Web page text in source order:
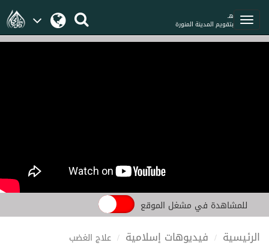
هـ
بتقويم المدينة المنورة
للمشاهدة في مشغل الموقع
الرئيسية فيديوهات إسلامية علاج الغضب